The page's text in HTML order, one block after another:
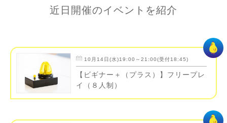
近日開催のイベントを紹介
10月14日(水)19:00～21:00(受付18:45)
【ビギナー＋（プラス）】フリープレ
イ（８人制）